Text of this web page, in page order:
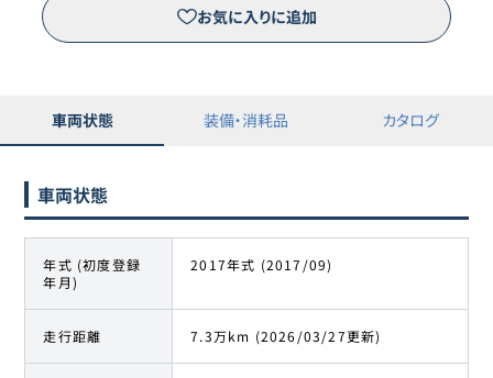
お気に入りに追加
車両状態 装備・消耗品 カタログ
車両状態
年式 (初度登録
年月)
2017年式 (2017/09)
走行距離 7.3万km (2026/03/27更新)